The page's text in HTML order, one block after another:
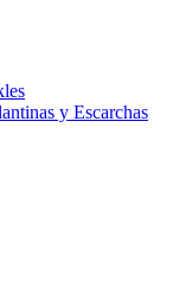
y Escarchas